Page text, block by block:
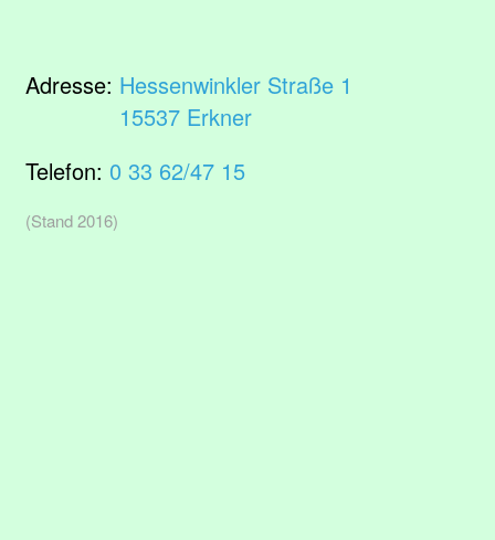
Adresse: Hessenwinkler Straße 1
15537 Erkner
Telefon: 0 33 62/47 15
(Stand 2016)